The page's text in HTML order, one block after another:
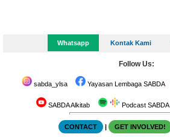
Whatsapp Kontak Kami
Follow Us:
sabda_ylsa Yayasan Lembaga SABDA
SABDA Alkitab Podcast SABDA
CONTACT | GET INVOLVED!